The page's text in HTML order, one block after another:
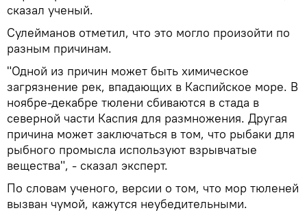
сказал ученый.
Сулейманов отметил, что это могло произойти по
разным причинам.
"Одной из причин может быть химическое
загрязнение рек, впадающих в Каспийское море. В
ноябре-декабре тюлени сбиваются в стада в
северной части Каспия для размножения. Другая
причина может заключаться в том, что рыбаки для
рыбного промысла используют взрывчатые
вещества", - сказал эксперт.
По словам ученого, версии о том, что мор тюленей
вызван чумой, кажутся неубедительными.